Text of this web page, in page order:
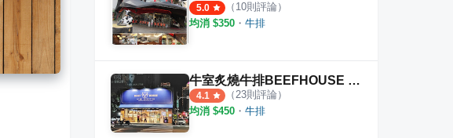
5.0 （ 10則評論）
均消 $350 ・ 牛排
牛室炙燒牛排BEEFHOUSE 台中大墩店
4.1 （23則評論）
均消 $450 ・ 牛排